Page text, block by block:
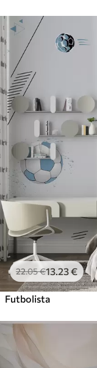
22.05€13.23€
Futbolista